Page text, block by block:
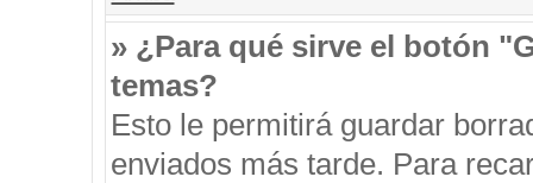
» ¿Para qué sirve el botón
temas?
Esto le permitirá guardar
enviados más tarde. Para